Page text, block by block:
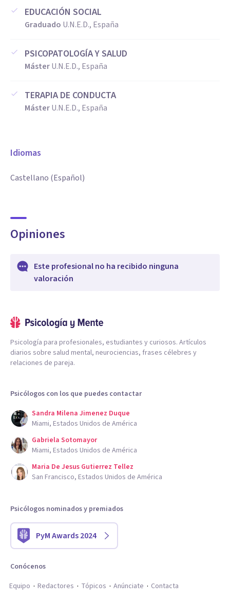
EDUCACIÓN SOCIAL
Graduado U.N.E.D., España
PSICOPATOLOGÍA Y SALUD
MásterU.N.E.D., España
TERAPIA DE CONDUCTA
MásterU.N.E.D., España
Idiomas
Castellano (Español)
Opiniones
Este profesional no ha recibido ninguna
valoración
Psicología para profesionales, estudiantes y curiosos. Artículos
diarios sobre salud mental, neurociencias, frases célebres y
relaciones de pareja.
Psicólogos con los que puedes contactar
Sandra Milena Jimenez Duque
Miami, Estados Unidos de América
Gabriela Sotomayor
Miami, Estados Unidos de América
Maria De Jesus Gutierrez Tellez
San Francisco, Estados Unidos de América
Psicólogos nominados y premiados
PyM Awards 2024
Conócenos
Equipo
Redactores Tópicos Anúnciate Contacta